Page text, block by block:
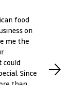
food
on
me the
could
Since